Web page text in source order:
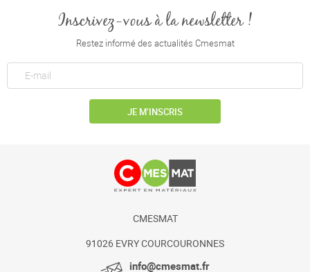
Inscrivez-vous à la newsletter !
Restez informé des actualités Cmesmat
JE M’INSCRIS
CMESMAT
91026 EVRY COURCOURONNES
info@cmesmat.fr